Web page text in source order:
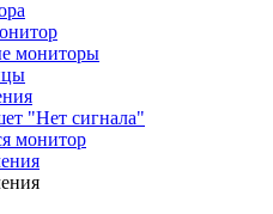
мониторы
"Нет сигнала"
монитор